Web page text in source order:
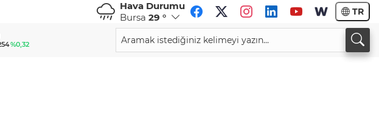
Hava Durumu
Bursa 29 ° TR
%0,38
CHF
59,0083%0,82
34,1883